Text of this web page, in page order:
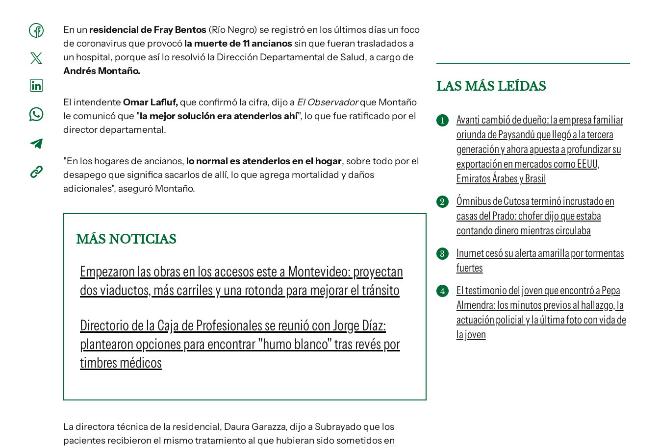
En un residencial de Fray Bentos (Río Negro) se registró en los últimos días un foco
de coronavirus que provocó la muerte de 11 ancianossin que fueran trasladados a
un hospital, porque así lo resolvió la Dirección Departamental de Salud, a cargo de
Andrés Montaño.
El intendente Omar Lafluf,que confirmó la cifra, dijo a El Observadorque Montaño
le comunicó que "la mejor solución era atenderlos ahí", lo que fue ratificado por el
director departamental.
"En los hogares de ancianos, lo normal es atenderlos en el hogar, sobre todo por el
desapego que significa sacarlos de allí, lo que agrega mortalidad y daños
adicionales", aseguró Montaño.
MÁS NOTICIAS
Empezaron las obras en los accesos este a Montevideo: proyectan
dos viaductos, más carriles y una rotonda para mejorar el tránsito
Directorio de la Caja de Profesionales se reunió con Jorge Díaz:
plantearon opciones para encontrar "humo blanco" tras revés por
timbres médicos
La directora técnica de la residencial, Daura Garazza, dijo a Subrayado que los
pacientes recibieron el mismo tratamiento al que hubieran sido sometidos en
LAS MÁS LEÍDAS
Avanti cambió de dueño: la empresa familiar
oriunda de Paysandú que llegó a la tercera
generación y ahora apuesta a profundizar su
exportación en mercados como EEUU,
Emiratos Árabes y Brasil
Ómnibus de Cutcsa terminó incrustado en
casas del Prado: chofer dijo que estaba
contando dinero mientras circulaba
Inumet cesó su alerta amarilla por tormentas
fuertes
El testimonio del joven que encontró a Pepa
Almendra: los minutos previos al hallazgo, la
actuación policial y la última foto con vida de
la joven